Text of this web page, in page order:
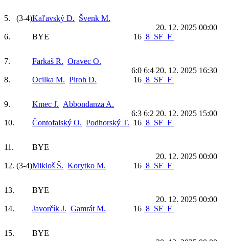
5. (3-4)Kaľavský D. Švenk M.
20. 12. 2025 00:00
6.
BYE 16 8 SF F
7. Farkaš R. Oravec O.
6:0 6:4 20. 12. 2025 16:30
8.
Ocilka M. Piroh D. 16 8 SF F
9. Kmec J. Abbondanza A.
6:3 6:2 20. 12. 2025 15:00
10.
Čontofalský O. Podhorský T. 16 8 SF F
11.
BYE
20. 12. 2025 00:00
12. (3-4)Mikloš Š. Korytko M. 16 8 SF F
13.
BYE
20. 12. 2025 00:00
14.
Javorčík J. Gamrát M. 16 8 SF F
15.
BYE